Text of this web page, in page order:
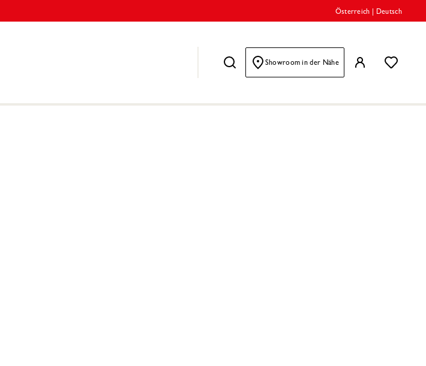
Österreich Deutsch
Showroom in der Nähe